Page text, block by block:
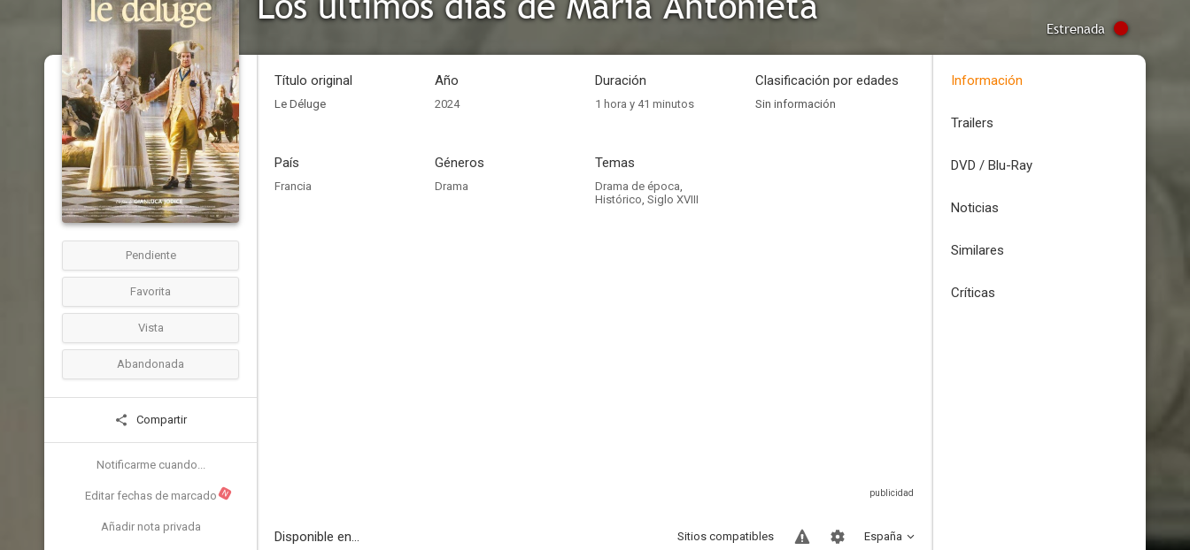
Estrenada
Pendiente
Favorita
Vista
Abandonada
Compartir
Notificarme cuando...
Editar fechas de marcado N
Añadir nota privada
Título original
Le Déluge
Año
2024
Duración
1 hora y 41 minutos
Clasificación por edades
Sin información
País
Francia
Géneros
Drama
Temas
Drama de época,
Histórico, Siglo XVIII
Disponible en... España
Sitios compatibles
Información
Trailers
DVD / Blu-Ray
Noticias
Similares
Críticas